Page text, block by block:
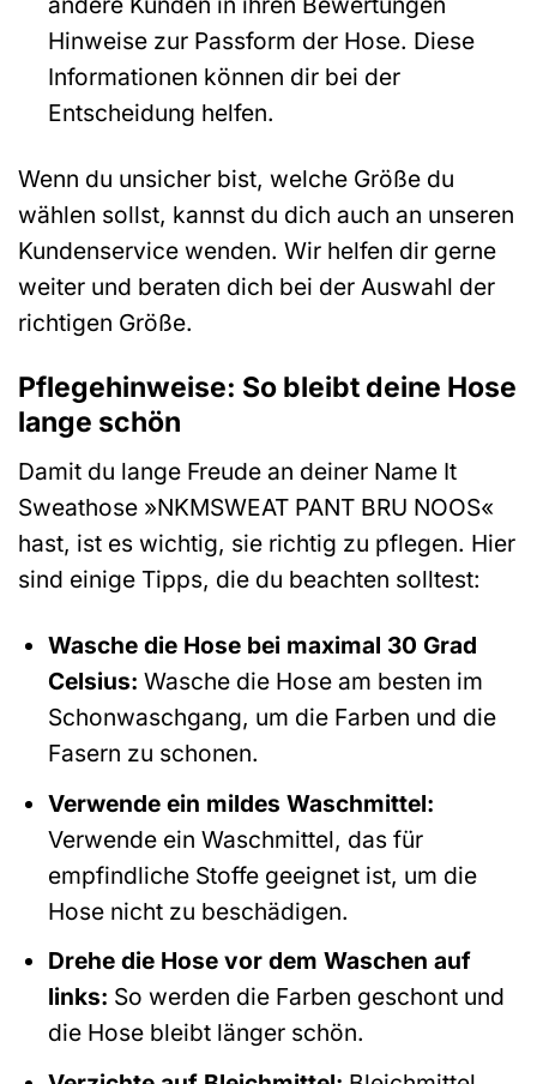
Hinweise zur Passform der Hose. Diese
Informationen können dir bei der
Entscheidung helfen.
Wenn du unsicher bist, welche Größe du
wählen sollst, kannst du dich auch an unseren
Kundenservice wenden. Wir helfen dir gerne
weiter und beraten dich bei der Auswahl der
richtigen Größe.
Pflegehinweise: So bleibt deine Hose
lange schön
Damit du lange Freude an deiner Name It
Sweathose »NKMSWEAT PANT BRU NOOS«
hast, ist es wichtig, sie richtig zu pflegen. Hier
sind einige Tipps, die du beachten solltest:
Wasche die Hose bei maximal 30 Grad
Celsius: Wasche die Hose am besten im
Schonwaschgang, um die Farben und die
Fasern zu schonen.
Verwende ein mildes Waschmittel:
Verwende ein Waschmittel, das für
empfindliche Stoffe geeignet ist, um die
Hose nicht zu beschädigen.
Drehe die Hose vor dem Waschen auf
links: So werden die Farben geschont und
die Hose bleibt länger schön.